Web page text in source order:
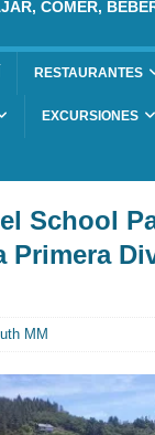
COMER,
RESTAURANTES
EXCURSIONES
School
Primera
MM